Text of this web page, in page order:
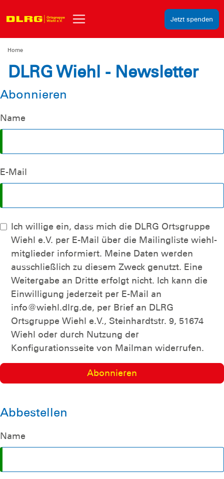
Jetzt spenden
Home
DLRG Wiehl - Newsletter
Abonnieren
Name
E-Mail
Ich willige ein, dass mich die DLRG Ortsgruppe
Wiehl e.V. per E-Mail über die Mailingliste wiehl-
mitglieder informiert. Meine Daten werden
ausschließlich zu diesem Zweck genutzt. Eine
Weitergabe an Dritte erfolgt nicht. Ich kann die
Einwilligung jederzeit per E-Mail an
info@wiehl.dlrg.de, per Brief an DLRG
Ortsgruppe Wiehl e.V., Steinhardtstr. 9, 51674
Wiehl oder durch Nutzung der
Konfigurationsseite von Mailman widerrufen.
Abbestellen
Name